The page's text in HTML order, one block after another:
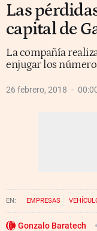
Las
capital de
La compañía
enjugar los
26 febrero, 2018
EMPRESAS
Gonzalo Baratech